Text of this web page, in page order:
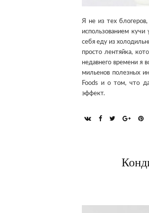
Я не из тех
использованием
себя еду из
просто лентяйка,
недавнего времени я
мильенов полезных
Foods и о том, что
эффект.